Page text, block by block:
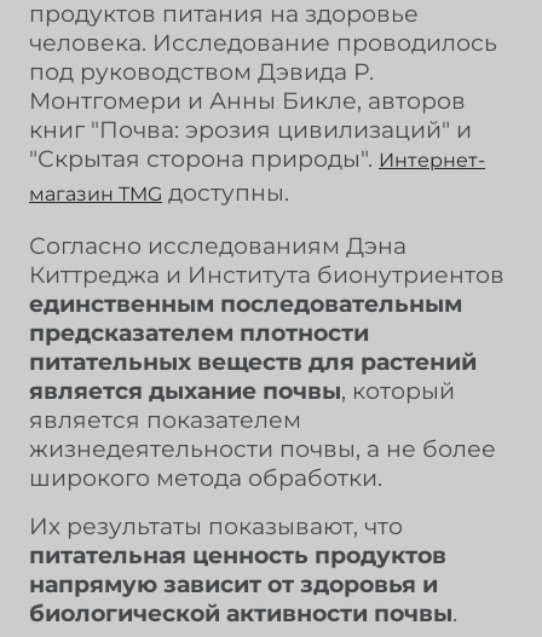
продуктов питания на здоровье
человека. Исследование проводилось
под руководством Дэвида Р.
Монтгомери и Анны Бикле, авторов
книг "Почва: эрозия цивилизаций" и
"Скрытая сторона природы". Интернет-
магазин TMG доступны.
Согласно исследованиям Дэна
Киттреджа и Института бионутриентов
единственным последовательным
предсказателем плотности
питательных веществ для растений
является дыхание почвы, который
является показателем
жизнедеятельности почвы, а не более
широкого метода обработки.
Их результаты показывают, что
питательная ценность продуктов
напрямую зависит от здоровья и
биологической активности почвы.